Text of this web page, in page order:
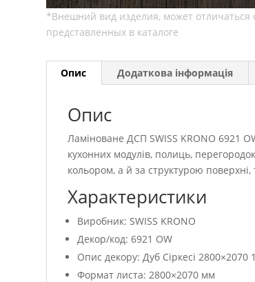
Опис Додаткова інформація
Опис
Ламіноване ДСП SWISS KRONO 6921
кухонних модулів, полиць,
кольором, а й за структурою
Характеристики
Виробник: SWISS KRONO
Декор/код: 6921 OW
Опис декору: Дуб Сіркесі 2800×2070
Формат листа: 2800×2070 мм